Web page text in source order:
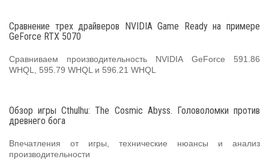
Сравнение трех драйверов NVIDIA Game Ready на примере
GeForce RTX 5070
Сравниваем производительность NVIDIA GeForce 591.86
WHQL, 595.79 WHQL и 596.21 WHQL
Обзор игры Cthulhu: The Cosmic Abyss. Головоломки против
древнего бога
Впечатления от игры, технические нюансы и анализ
производительности